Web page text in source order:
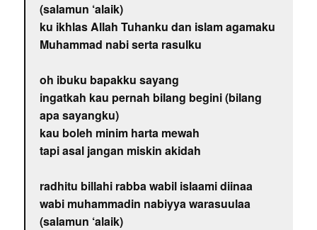
(salamun ‘alaik)
ku ikhlas Allah Tuhanku dan islam agamaku
Muhammad nabi serta rasulku
oh ibuku bapakku sayang
ingatkah kau pernah bilang begini (bilang
apa sayangku)
kau boleh minim harta mewah
tapi asal jangan miskin akidah
radhitu billahi rabba wabil islaami diinaa
wabi muhammadin nabiyya warasuulaa
(salamun ‘alaik)